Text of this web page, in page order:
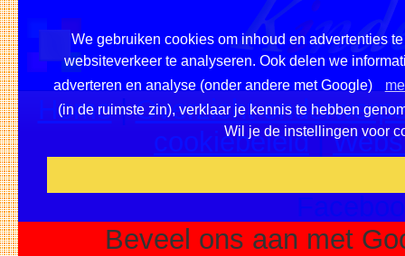
We gebruiken cookies om inhoud en advertenties
websiteverkeer te analyseren. Ook delen we
adverteren en analyse (onder andere met Google)
(in de ruimste zin), verklaar je kennis te hebben
Wil je de instellingen voor
Home|Overzicht
cookiebeleid|
Beveel ons aan met